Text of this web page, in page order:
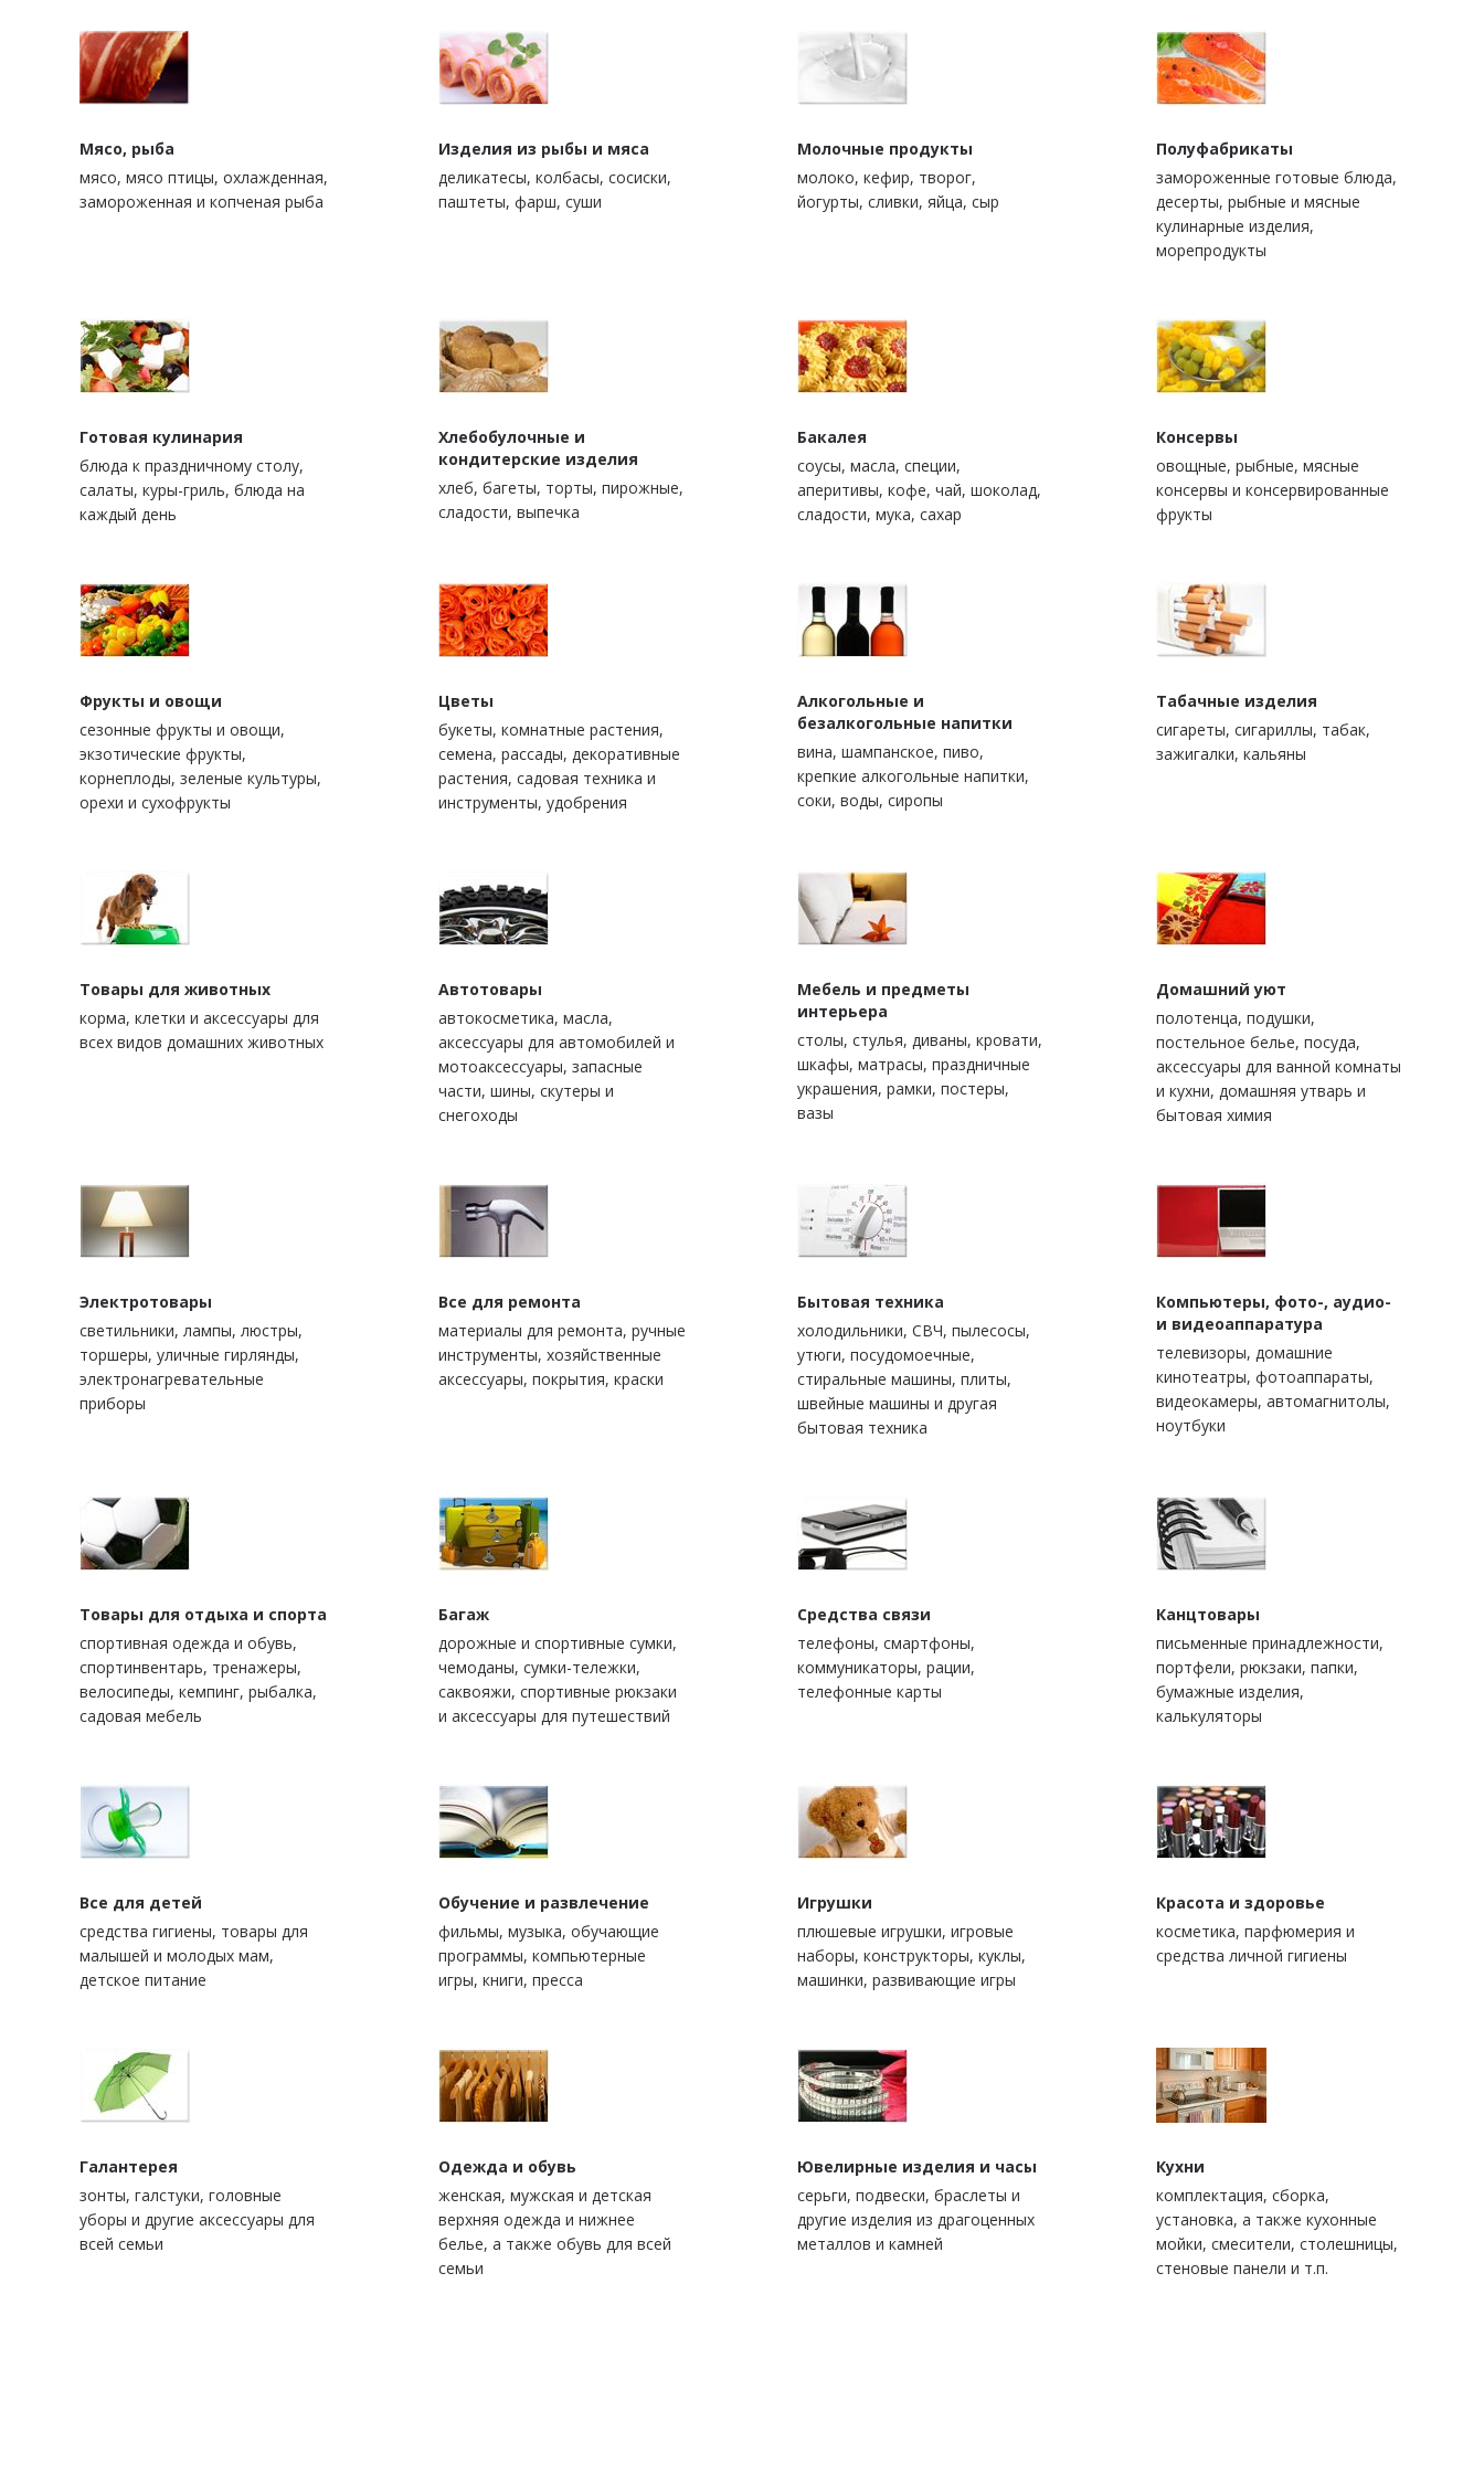
Мясо, рыба
мясо, мясо птицы, охлажденная,
замороженная и копченая рыба
Изделия из рыбы и мяса
деликатесы, колбасы, сосиски,
паштеты, фарш, суши
Молочные продукты
молоко, кефир, творог,
йогурты, сливки, яйца, сыр
Полуфабрикаты
замороженные готовые блюда,
десерты, рыбные и мясные
кулинарные изделия,
морепродукты
Готовая кулинария
блюда к праздничному столу,
салаты, куры-гриль, блюда на
каждый день
Хлебобулочные и
кондитерские изделия
xлеб, багеты, торты, пирожные,
сладости, выпечка
Бакалея
cоусы, масла, специи,
аперитивы, кофе, чай, шоколад,
сладости, мука, сахар
Консервы
овощные, рыбные, мясные
консервы и консервированные
фрукты
Фрукты и овощи
сезонные фрукты и овощи,
экзотические фрукты,
корнеплоды, зеленые культуры,
орехи и сухофрукты
Цветы
букеты, комнатные растения,
семена, рассады, декоративные
растения, садовая техника и
инструменты, удобрения
Алкогольные и
безалкогольные напитки
вина, шампанское, пиво,
крепкие алкогольные напитки,
соки, воды, сиропы
Табачные изделия
сигареты, сигариллы, табак,
зажигалки, кальяны
Товары для животных
корма, клетки и аксессуары для
всех видов домашних животных
Автотовары
автокосметика, масла,
аксессуары для автомобилей и
мотоаксессуары, запасные
части, шины, скутеры и
снегоходы
Мебель и предметы
интерьера
столы, стулья, диваны, кровати,
шкафы, матрасы, праздничные
украшения, рамки, постеры,
вазы
Домашний уют
полотенца, подушки,
постельное белье, посуда,
аксессуары для ванной комнаты
и кухни, домашняя утварь и
бытовая химия
Электротовары
светильники, лампы, люстры,
торшеры, уличные гирлянды,
электронагревательные
приборы
Все для ремонта
материалы для ремонта, ручные
инструменты, хозяйственные
аксессуары, покрытия, краски
Бытовая техника
холодильники, СВЧ, пылесосы,
утюги, посудомоечные,
стиральные машины, плиты,
швейные машины и другая
бытовая техника
Компьютеры, фото-, аудио-
и видеоаппаратура
телевизоры, домашние
кинотеатры, фотоаппараты,
видеокамеры, автомагнитолы,
ноутбуки
Товары для отдыха и спорта
спортивная одежда и обувь,
спортинвентарь, тренажеры,
велосипеды, кемпинг, рыбалка,
садовая мебель
Багаж
дорожные и спортивные сумки,
чемоданы, сумки-тележки,
саквояжи, спортивные рюкзаки
и аксессуары для путешествий
Средства связи
телефоны, смартфоны,
коммуникаторы, рации,
телефонные карты
Канцтовары
письменные принадлежности,
портфели, рюкзаки, папки,
бумажные изделия,
калькуляторы
Все для детей
средства гигиены, товары для
малышей и молодых мам,
детское питание
Обучение и развлечение
фильмы, музыка, обучающие
программы, компьютерные
игры, книги, пресса
Игрушки
плюшевые игрушки, игровые
наборы, конструкторы, куклы,
машинки, развивающие игры
Красота и здоровье
косметика, парфюмерия и
средства личной гигиены
Галантерея
зонты, галстуки, головные
уборы и другие аксессуары для
всей семьи
Одежда и обувь
женская, мужская и детская
верхняя одежда и нижнее
белье, а также обувь для всей
семьи
Ювелирные изделия и часы
серьги, подвески, браслеты и
другие изделия из драгоценных
металлов и камней
Кухни
комплектация, сборка,
установка, а также кухонные
мойки, смесители, столешницы,
стеновые панели и т.п.